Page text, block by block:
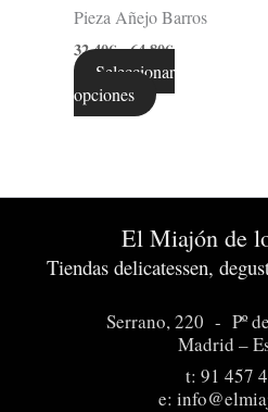
Pieza Añejo Barros
32,40€-64,80€
Seleccionar
opciones
en
la
página
de
El Miajón de
Tiendas delicatessen,
Serrano, 220 - Pº
Madrid –
t: 91 457
e: